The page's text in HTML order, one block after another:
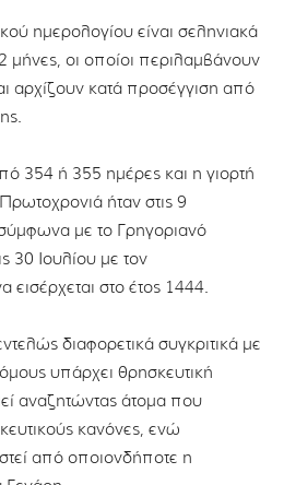
ημερολογίου είναι σεληνιακά
μήνες, οι οποίοι περιλαμβάνουν
αρχίζουν κατά προσέγγιση από
354 ή 355 ημέρες και η γιορτή
ήταν στις 9
με το Γρηγοριανό
30 Ιουλίου με τον
στο έτος 1444.
διαφορετικά συγκριτικά με
υπάρχει θρησκευτική
αναζητώντας άτομα που
κανόνες, ενώ
από οποιονδήποτε η